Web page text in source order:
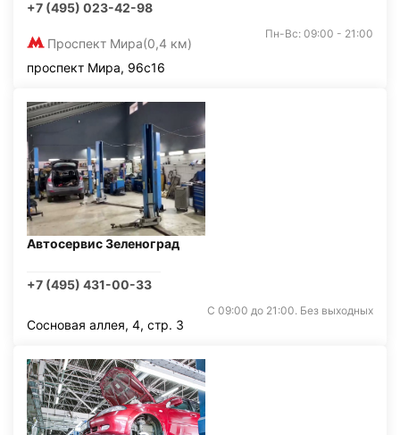
+7 (495) 023-42-98
Проспект Мира(0,4 км)
Пн-Вс: 09:00 - 21:00
проспект Мира, 96с16
Автосервис Зеленоград
+7 (495) 431-00-33
С 09:00 до 21:00. Без выходных
Сосновая аллея, 4, стр. 3